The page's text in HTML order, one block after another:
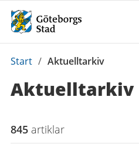
Du
här:
Start / Aktuelltarkiv
Aktuelltarkiv
845 artiklar